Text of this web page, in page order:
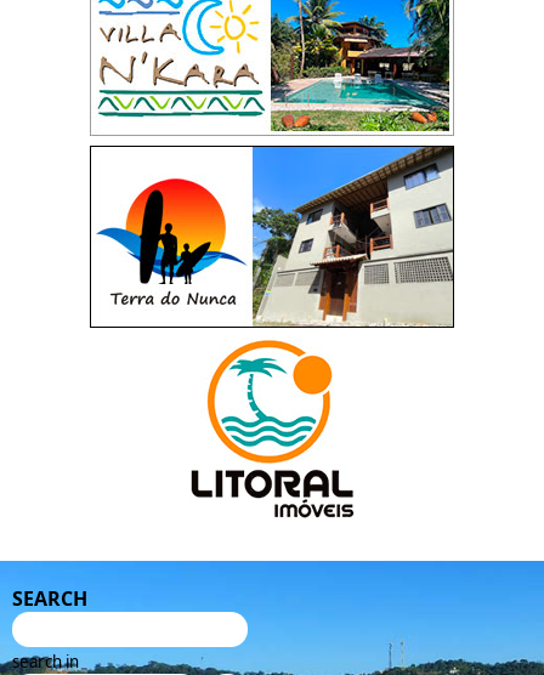
SEARCH
search in